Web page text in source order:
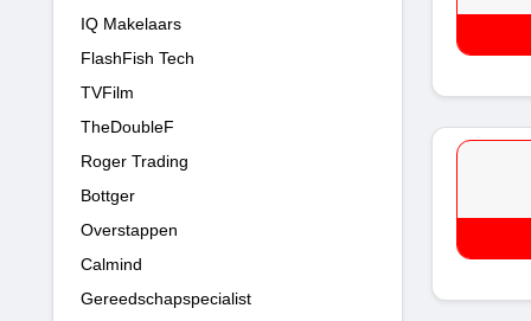
IQ Makelaars
FlashFish Tech
TVFilm
TheDoubleF
Roger Trading
Bottger
Overstappen
Calmind
Gereedschapspecialist